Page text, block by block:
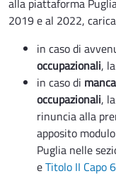
alla piattaforma
2019 e al 2022,
in caso di
occupazionali,
in caso di
occupazionali,
rinuncia alla
apposito
Puglia nelle
eTitolo II Capo